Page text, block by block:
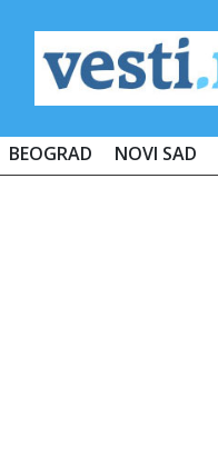
BEOGRAD NOVI SAD